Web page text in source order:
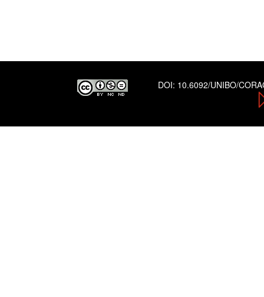
DOI: 10.6092/UNIBO/